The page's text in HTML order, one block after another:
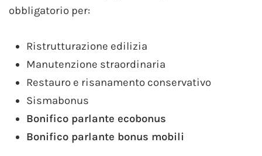
obbligatorio per:
Ristrutturazione edilizia
Manutenzione straordinaria
Restauro e risanamento conservativo
Sismabonus
Bonifico parlante ecobonus
Bonifico parlante bonus mobili